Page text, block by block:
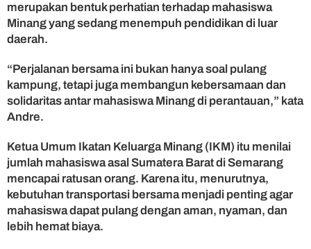
d
i
a
r
a
merupakan bentuk perhatian terhadap mahasiswa
Minang yang sedang menempuh pendidikan di luar
daerah.
“Perjalanan bersama ini bukan hanya soal pulang
kampung, tetapi juga membangun kebersamaan dan
solidaritas antar mahasiswa Minang di perantauan,” kata
Andre.
Ketua Umum Ikatan Keluarga Minang (IKM) itu menilai
jumlah mahasiswa asal Sumatera Barat di Semarang
mencapai ratusan orang. Karena itu, menurutnya,
kebutuhan transportasi bersama menjadi penting agar
mahasiswa dapat pulang dengan aman, nyaman, dan
lebih hemat biaya.